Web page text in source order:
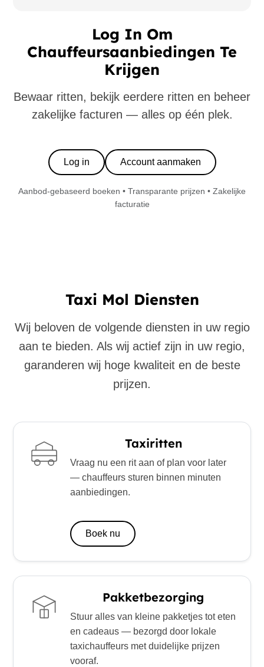
Log In Om
Chauffeursaanbiedingen Te
Krijgen
Bewaar ritten, bekijk eerdere ritten en beheer
zakelijke facturen — alles op één plek.
Log in Account aanmaken
Aanbod-gebaseerd boeken • Transparante prijzen • Zakelijke
facturatie
Taxi Mol Diensten
Wij beloven de volgende diensten in uw regio
aan te bieden. Als wij actief zijn in uw regio,
garanderen wij hoge kwaliteit en de beste
prijzen.
Taxiritten
Vraag nu een rit aan of plan voor later
— chauffeurs sturen binnen minuten
aanbiedingen.
Boek nu
Pakketbezorging
Stuur alles van kleine pakketjes tot eten
en cadeaus — bezorgd door lokale
taxichauffeurs met duidelijke prijzen
vooraf.